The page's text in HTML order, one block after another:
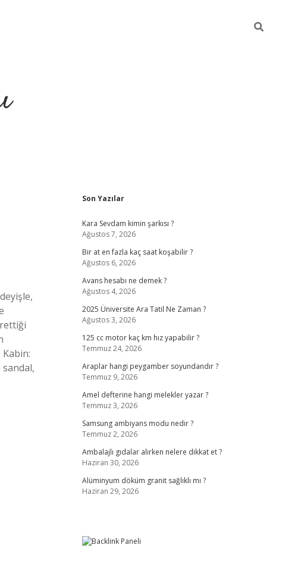
Kabin:
sandal,
Sidebar
Son Yazılar
Kara Sevdam kimin şarkısı ?
Ağustos 7, 2026
Bir at en fazla kaç saat koşabilir ?
Ağustos 6, 2026
Avans hesabı ne demek ?
Ağustos 4, 2026
2025 Üniversite Ara Tatil Ne Zaman ?
Ağustos 3, 2026
125 cc motor kaç km hız yapabilir ?
Temmuz 24, 2026
Araplar hangi peygamber soyundandır ?
Temmuz 9, 2026
Amel defterine hangi melekler yazar ?
Temmuz 3, 2026
Samsung ambiyans modu nedir ?
Temmuz 2, 2026
Ambalajlı gıdalar alırken nelere dikkat et ?
Haziran 30, 2026
Alüminyum döküm granit sağlıklı mı ?
Haziran 29, 2026